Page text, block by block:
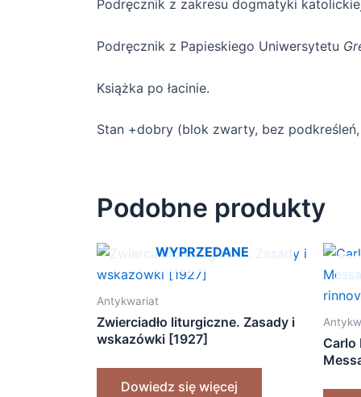
Podręcznik z zakresu dogmatyki
Podręcznik z Papieskiego Uniwersytetu
Książka po łacinie.
Stan +dobry (blok zwarty, bez
Podobne produkty
WYPRZEDANE
Antykwariat
Zwierciadło liturgiczne. Zasady i
wskazówki [1927]
Dowiedz się więcej
Carlo